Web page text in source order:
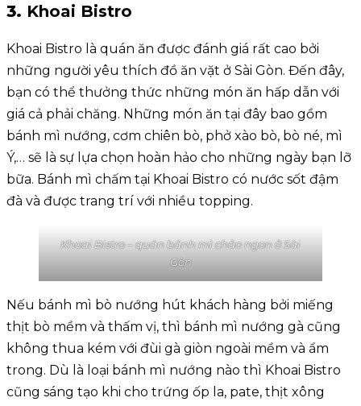
3. Khoai Bistro
Khoai Bistro là quán ăn được đánh giá rất cao bởi
những người yêu thích đồ ăn vặt ở Sài Gòn. Đến đây,
bạn có thể thưởng thức những món ăn hấp dẫn với
giá cả phải chăng. Những món ăn tại đây bao gồm
bánh mì nướng, cơm chiên bò, phở xào bò, bò né, mì
Ý,… sẽ là sự lựa chọn hoàn hảo cho những ngày bạn lỡ
bữa. Bánh mì chấm tại Khoai Bistro có nước sốt đậm
đà và được trang trí với nhiều topping.
Khoai Bistro – quán bánh mì chảo ngon ở Sài
Gòn
Nếu bánh mì bò nướng hút khách hàng bởi miếng
thịt bò mềm và thấm vị, thì bánh mì nướng gà cũng
không thua kém với đùi gà giòn ngoài mềm và ẩm
trong. Dù là loại bánh mì nướng nào thì Khoai Bistro
cũng sáng tạo khi cho trứng ốp la, pate, thịt xông